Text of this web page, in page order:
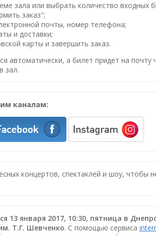
зала или выбрать количество входных
заказ";
почты, номер телефона;
и доставки;
карты и завершить заказ.
автоматически, а билет придет на
зал.
каналам:
концертов, спектаклей и шоу,
13 января 2017, 10:30, пятница в
Т.Г. Шевченко. С помощью сервиса